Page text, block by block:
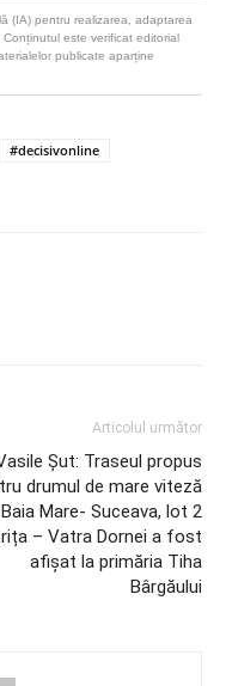
(IA) pentru realizarea, adaptarea
este verificat editorial
publicate aparține
#decisivonline
Articolul următor
Șut: Traseul propus
drumul de mare viteză
Baia Mare- Suceava, lot 2
– Vatra Dornei a fost
afișat la primăria Tiha
Bârgăului